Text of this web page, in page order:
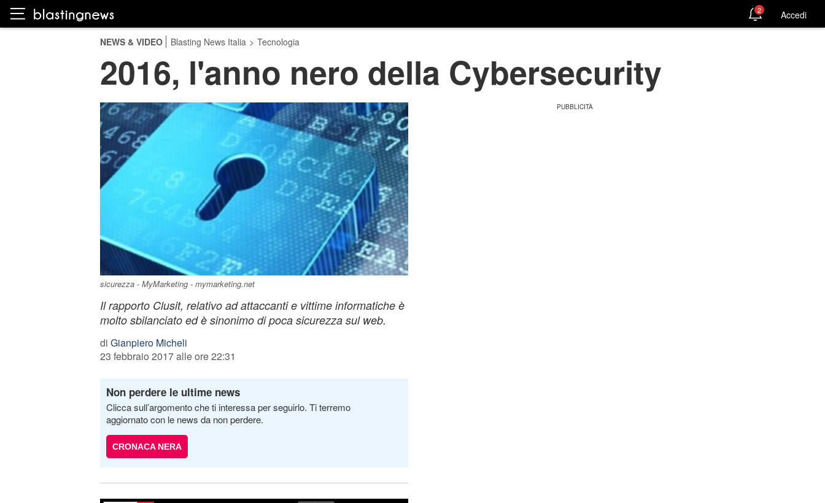
2 Accedi
NEWS & VIDEO Blasting News Italia > Tecnologia
2016, l'anno nero della Cybersecurity
sicurezza - MyMarketing - mymarketing.net
Il rapporto Clusit, relativo ad attaccanti e vittime informatiche è
molto sbilanciato ed è sinonimo di poca sicurezza sul web.
di Gianpiero Micheli
23 febbraio 2017 alle ore 22:31
Non perdere le ultime news
Clicca sull’argomento che ti interessa per seguirlo. Ti terremo
aggiornato con le news da non perdere.
CRONACA NERA